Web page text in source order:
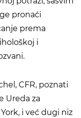
pronaći
prema
i
CFR, poznati
Ureda za
i već dugi niz